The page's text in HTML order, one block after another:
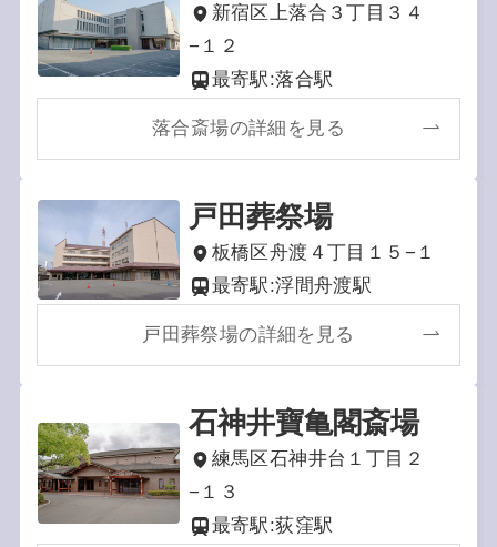
新宿区上落合３丁目３４
−１２
最寄駅:落合駅
落合斎場の詳細を見る
戸田葬祭場
板橋区舟渡４丁目１５−１
最寄駅:浮間舟渡駅
戸田葬祭場の詳細を見る
石神井寶亀閣斎場
練馬区石神井台１丁目２
−１３
最寄駅:荻窪駅